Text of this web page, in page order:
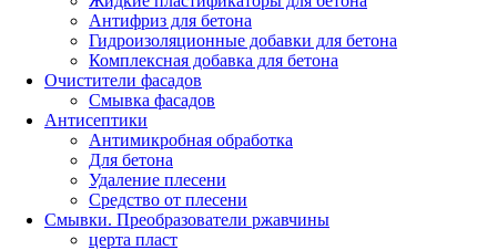
Антифриз для бетона
Гидроизоляционные добавки для бетона
Комплексная добавка для бетона
Очистители фасадов
Смывка фасадов
Антисептики
Антимикробная обработка
Для бетона
Удаление плесени
Средство от плесени
Смывки. Преобразователи ржавчины
церта пласт